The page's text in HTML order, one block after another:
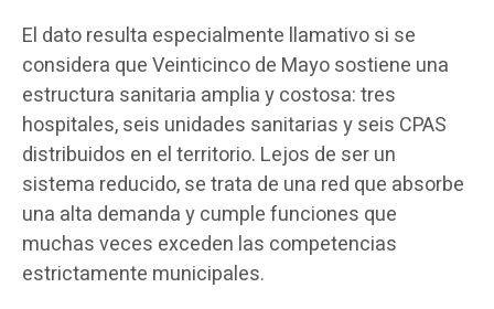
El dato resulta especialmente llamativo si se
considera que Veinticinco de Mayo sostiene una
estructura sanitaria amplia y costosa: tres
hospitales, seis unidades sanitarias y seis CPAS
distribuidos en el territorio. Lejos de ser un
sistema reducido, se trata de una red que absorbe
una alta demanda y cumple funciones que
muchas veces exceden las competencias
estrictamente municipales.